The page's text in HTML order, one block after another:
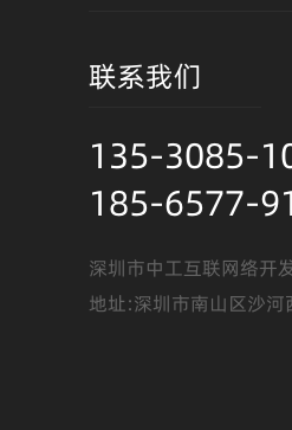
联系我们
135-3085-
185-6577-
深圳市中工互联网络开
地址:深圳市南山区沙